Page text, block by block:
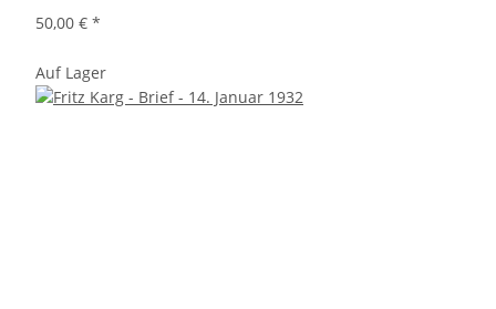
50,00 € *
Auf Lager